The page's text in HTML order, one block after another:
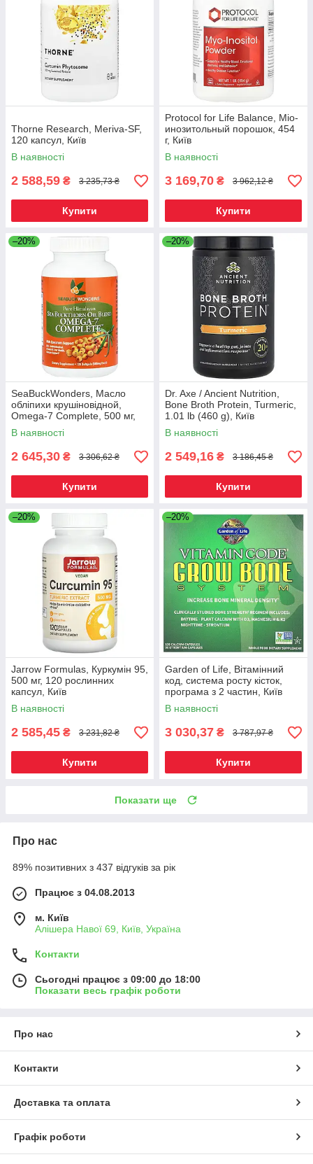
Thorne Research, Meriva-SF,
120 капсул, Київ
В наявності
2 588,59 ₴ 3 235,73 ₴
Купити
Protocol for Life Balance, Міо-
инозитольный порошок, 454
г, Київ
В наявності
3 169,70 ₴ 3 962,12 ₴
Купити
–20%
SeaBuckWonders, Масло
обліпихи крушіновідной,
Omega-7 Complete, 500 мг,
120 м'яких капсул, Київ
В наявності
2 645,30 ₴ 3 306,62 ₴
Купити
–20%
Dr. Axe / Ancient Nutrition,
Bone Broth Protein, Turmeric,
1.01 lb (460 g), Київ
В наявності
2 549,16 ₴ 3 186,45 ₴
Купити
–20%
Jarrow Formulas, Куркумін 95,
500 мг, 120 рослинних
капсул, Київ
В наявності
2 585,45 ₴ 3 231,82 ₴
Купити
–20%
Garden of Life, Вітамінний
код, система росту кісток,
програма з 2 частин, Київ
В наявності
3 030,37 ₴ 3 787,97 ₴
Купити
Показати ще
Про нас
89% позитивних з 437 відгуків за рік
Працює з 04.08.2013
м. Київ
Алішера Навої 69, Київ, Україна
Контакти
Сьогодні працює з 09:00 до 18:00
Показати весь графік роботи
Про нас
Контакти
Доставка та оплата
Графік роботи